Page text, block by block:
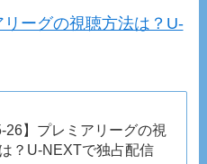
リーグの視聴方法は？U-
】プレミアリーグの視
？U-NEXTで独占配信